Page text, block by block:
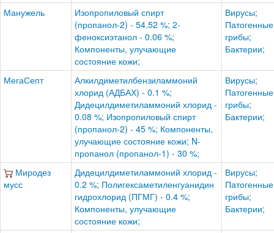
Манужель
Изопропиловый спирт
(пропанол-2) - 54.52 %; 2-
феноксиэтанол - 0.06 %;
Компоненты, улучающие
состояние кожи;
Вирусы;
Патогенные
грибы;
Бактерии;
МегаСепт
Алкилдиметилбензиламмоний
хлорид (АДБАХ) - 0.1 %;
Дидецилдиметиламмоний хлорид -
0.08 %; Изопропиловый спирт
(пропанол-2) - 45 %; Компоненты,
улучающие состояние кожи; N-
пропанол (пропанол-1) - 30 %;
Вирусы;
Патогенные
грибы;
Бактерии;
Миродез
мусс
Дидецилдиметиламмоний хлорид -
0.2 %; Полигексаметиленгуанидин
гидрохлорид (ПГМГ) - 0.4 %;
Компоненты, улучающие
состояние кожи;
Вирусы;
Патогенные
грибы;
Бактерии;